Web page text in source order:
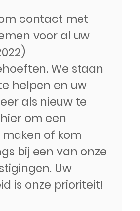
contact met
voor al uw
We staan
helpen en uw
als nieuw te
om een
of kom
bij een van onze
Uw
is onze prioriteit!